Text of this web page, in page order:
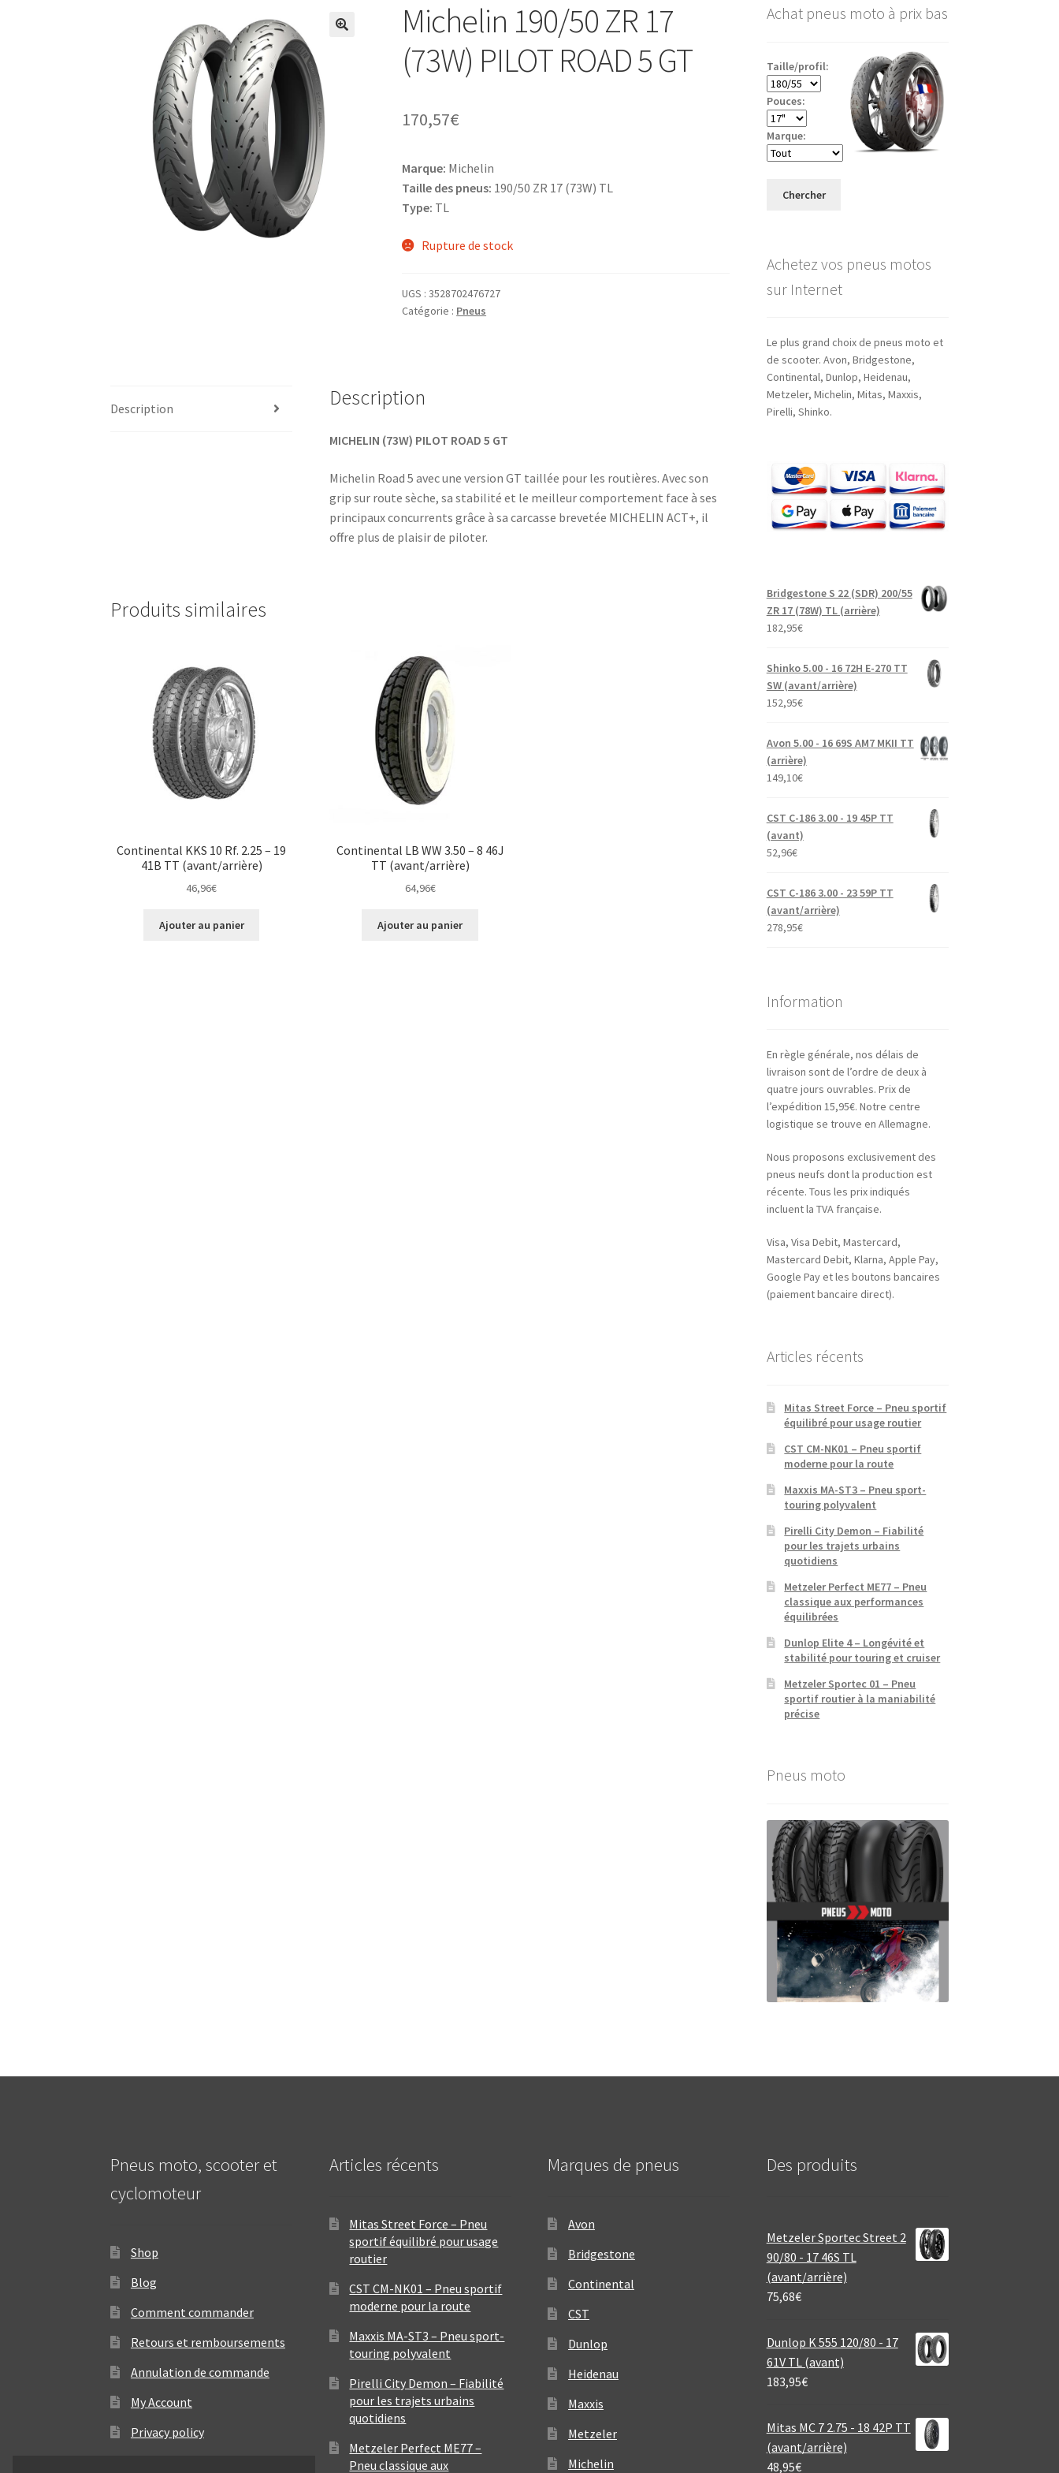
Michelin 190/50 ZR 17
(73W) PILOT ROAD 5 GT
170,57€
Marque: Michelin
Taille des pneus: 190/50 ZR 17 (73W) TL
Type: TL
Rupture de stock
UGS :3528702476727
Catégorie : Pneus
Description Description
MICHELIN (73W) PILOT ROAD 5 GT
Michelin Road 5 avec une version GT taillée pour les routières. Avec son
grip sur route sèche, sa stabilité et le meilleur comportement face à ses
principaux concurrents grâce à sa carcasse brevetée MICHELIN ACT+, il
offre plus de plaisir de piloter.
Produits similaires
Continental KKS 10 Rf. 2.25 – 19
41B TT (avant/arrière)
46,96€
Ajouter au panier
Continental LB WW 3.50 – 8 46J
TT (avant/arrière)
64,96€
Ajouter au panier
Achat pneus moto à prix bas
Taille/profil:
Pouces:
Marque:
Chercher
Achetez vos pneus motos
sur Internet
Le plus grand choix de pneus moto et
de scooter. Avon, Bridgestone,
Continental, Dunlop, Heidenau,
Metzeler, Michelin, Mitas, Maxxis,
Pirelli, Shinko.
Bridgestone S 22 (SDR) 200/55
ZR 17 (78W) TL (arrière)
182,95€
Shinko 5.00 - 16 72H E-270 TT
SW (avant/arrière)
152,95€
Avon 5.00 - 16 69S AM7 MKII TT
(arrière)
149,10€
CST C-186 3.00 - 19 45P TT
(avant)
52,96€
CST C-186 3.00 - 23 59P TT
(avant/arrière)
278,95€
Information
En règle générale, nos délais de
livraison sont de l’ordre de deux à
quatre jours ouvrables. Prix de
l’expédition 15,95€. Notre centre
logistique se trouve en Allemagne.
Nous proposons exclusivement des
pneus neufs dont la production est
récente. Tous les prix indiqués
incluent la TVA française.
Visa, Visa Debit, Mastercard,
Mastercard Debit, Klarna, Apple Pay,
Google Pay et les boutons bancaires
(paiement bancaire direct).
Articles récents
Mitas Street Force – Pneu sportif
équilibré pour usage routier
CST CM-NK01 – Pneu sportif
moderne pour la route
Maxxis MA-ST3 – Pneu sport-
touring polyvalent
Pirelli City Demon – Fiabilité
pour les trajets urbains
quotidiens
Metzeler Perfect ME77 – Pneu
classique aux performances
équilibrées
Dunlop Elite 4 – Longévité et
stabilité pour touring et cruiser
Metzeler Sportec 01 – Pneu
sportif routier à la maniabilité
précise
Pneus moto
Pneus moto, scooter et
cyclomoteur
Shop
Blog
Comment commander
Retours et remboursements
Annulation de commande
My Account
Privacy policy
Articles récents
Mitas Street Force – Pneu
sportif équilibré pour usage
routier
CST CM-NK01 – Pneu sportif
moderne pour la route
Maxxis MA-ST3 – Pneu sport-
touring polyvalent
Pirelli City Demon – Fiabilité
pour les trajets urbains
quotidiens
Metzeler Perfect ME77 –
Pneu classique aux
Marques de pneus
Avon
Bridgestone
Continental
CST
Dunlop
Heidenau
Maxxis
Metzeler
Michelin
Des produits
Metzeler Sportec Street 2
90/80 - 17 46S TL
(avant/arrière)
75,68€
Dunlop K 555 120/80 - 17
61V TL (avant)
183,95€
Mitas MC 7 2.75 - 18 42P TT
(avant/arrière)
48,95€